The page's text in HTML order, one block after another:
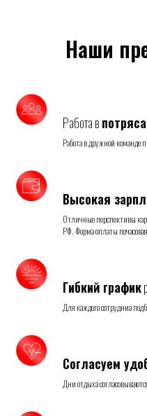
Наши
Работа в
Работа в дружной команде
Высокая
Отличные перспективы
РФ. Форма оплаты
Гибкий график
Для каждого сотрудниа
Согласуем
Дни отдыха